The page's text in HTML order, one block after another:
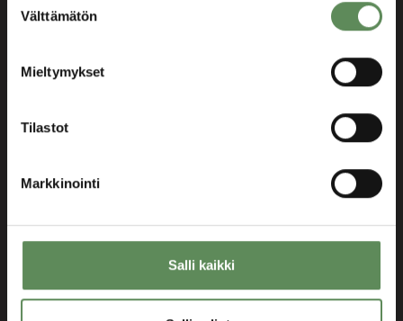
valinta
Välttämätön
Mieltymykset
Tilastot
Markkinointi
Salli kaikki
Suodatinlaatat ovat tyypillisiä kuluvia osia
auta vaan ne täytyy vaihtaa. Valikoimme kuhunkin
prosessiin sopivimmat laatat siten, että niiden
käyttöikä olisi mahdollisimman pitkä. Näin